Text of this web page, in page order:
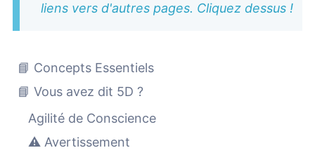
liens vers d'autres pages. Cliquez dessus !
📘 Concepts Essentiels
📘 Vous avez dit 5D ?
Agilité de Conscience
⚠️ Avertissement